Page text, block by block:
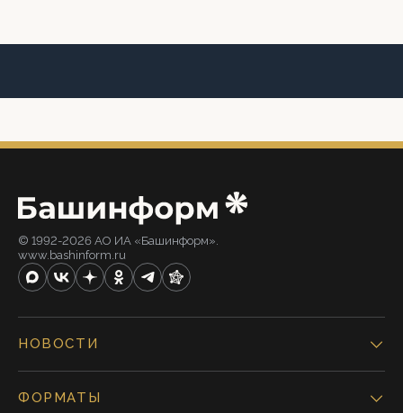
© 1992-2026 АО ИА «Башинформ».
www.bashinform.ru
НОВОСТИ
ФОРМАТЫ